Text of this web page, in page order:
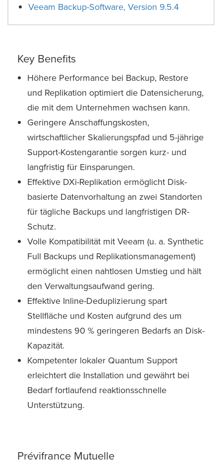
Veeam Backup-Software, Version 9.5.4
Key Benefits
Höhere Performance bei Backup, Restore
und Replikation optimiert die Datensicherung,
die mit dem Unternehmen wachsen kann.
Geringere Anschaffungskosten,
wirtschaftlicher Skalierungspfad und 5-jährige
Support-Kostengarantie sorgen kurz- und
langfristig für Einsparungen.
Effektive DXi-Replikation ermöglicht Disk-
basierte Datenvorhaltung an zwei Standorten
für tägliche Backups und langfristigen DR-
Schutz.
Volle Kompatibilität mit Veeam (u. a. Synthetic
Full Backups und Replikationsmanagement)
ermöglicht einen nahtlosen Umstieg und hält
den Verwaltungsaufwand gering.
Effektive Inline-Deduplizierung spart
Stellfläche und Kosten aufgrund des um
mindestens 90 % geringeren Bedarfs an Disk-
Kapazität.
Kompetenter lokaler Quantum Support
erleichtert die Installation und gewährt bei
Bedarf fortlaufend reaktionsschnelle
Unterstützung.
Prévifrance Mutuelle